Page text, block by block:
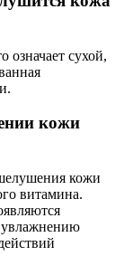
означает сухой,
кожи
кожи
витамина.
увлажнению